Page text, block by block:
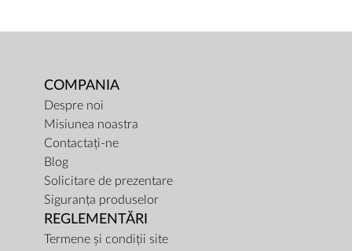
COMPANIA
Despre noi
Misiunea noastra
Contactați-ne
Blog
Solicitare de prezentare
Siguranța produselor
REGLEMENTĂRI
Termene și condiții site